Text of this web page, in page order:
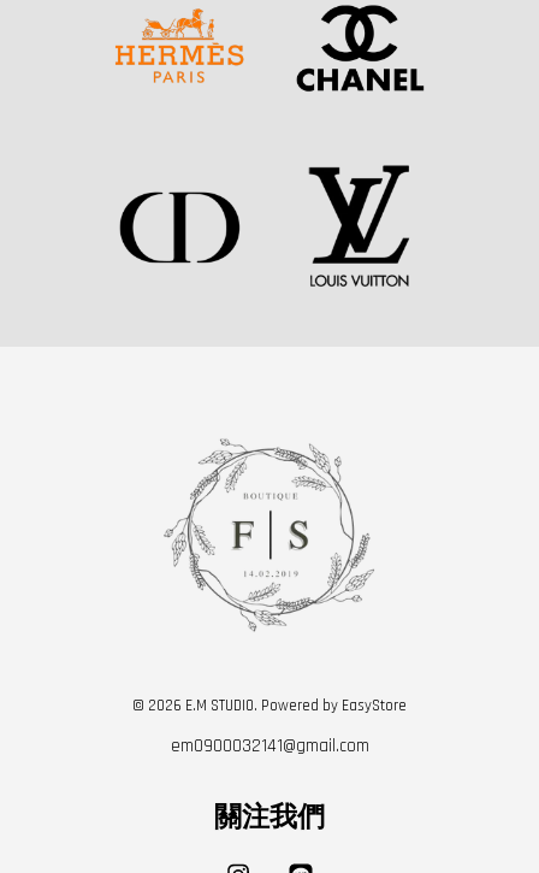
© 2026 E.M STUDIO. Powered by EasyStore
em0900032141@gmail.com
關注我們